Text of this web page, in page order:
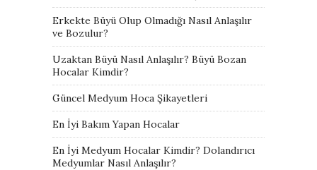
Erkekte Büyü Olup Olmadığı Nasıl Anlaşılır
ve Bozulur?
Uzaktan Büyü Nasıl Anlaşılır? Büyü Bozan
Hocalar Kimdir?
Güncel Medyum Hoca Şikayetleri
En İyi Bakım Yapan Hocalar
En İyi Medyum Hocalar Kimdir? Dolandırıcı
Medyumlar Nasıl Anlaşılır?